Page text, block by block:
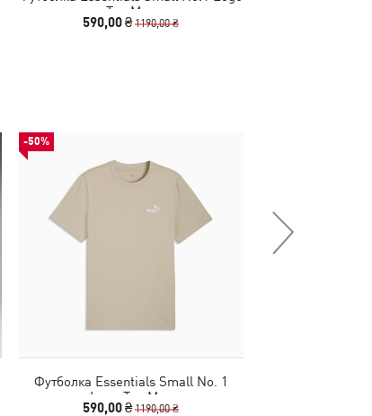
Tee Men
590,00 ₴1190,00 ₴
-50%
Футболка Essentials Small No. 1
Logo Tee Men
590,00 ₴1190,00 ₴